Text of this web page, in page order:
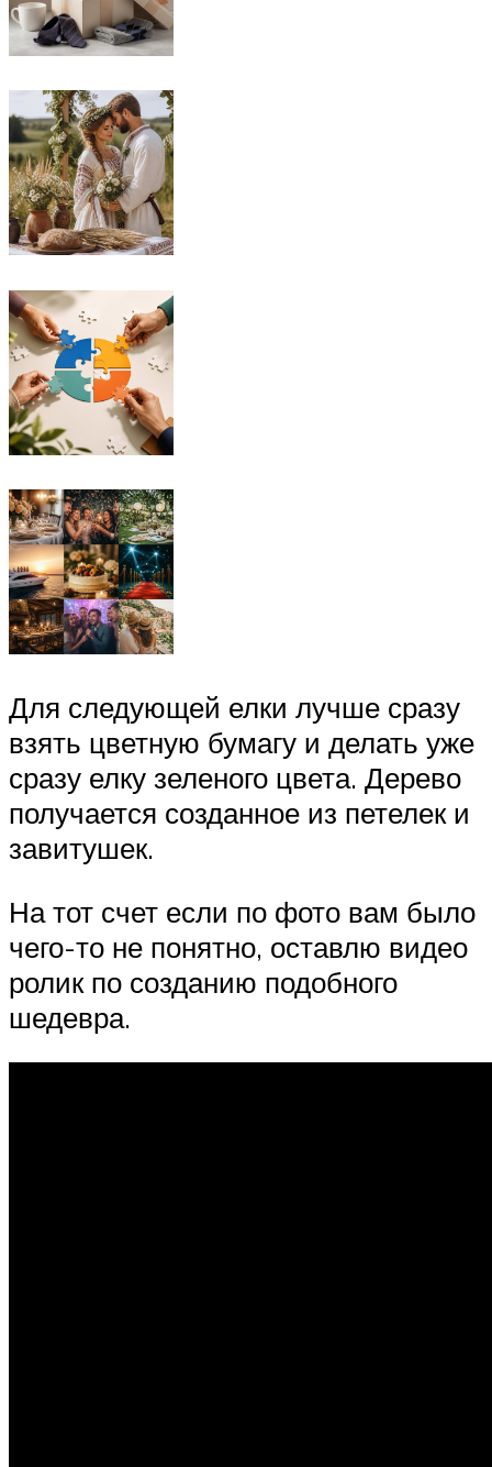
Для следующей елки лучше сразу
взять цветную бумагу и делать уже
сразу елку зеленого цвета. Дерево
получается созданное из петелек и
завитушек.
На тот счет если по фото вам было
чего-то не понятно, оставлю видео
ролик по созданию подобного
шедевра.